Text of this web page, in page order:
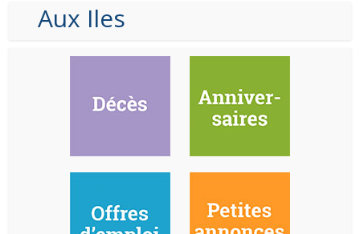
Aux Iles